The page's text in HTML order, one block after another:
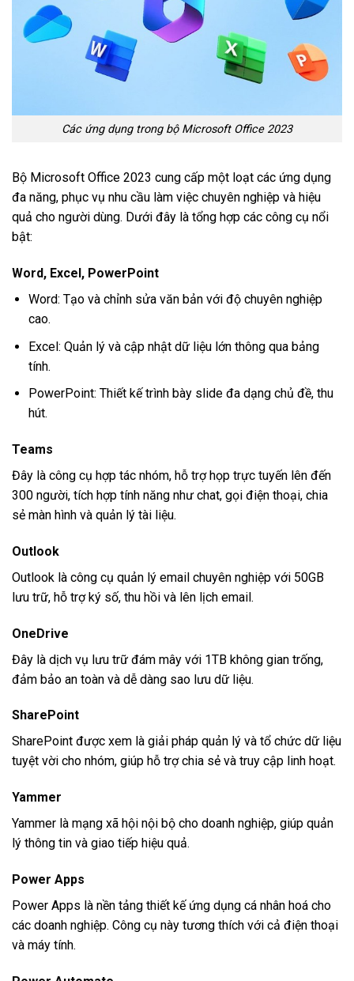
Các ứng dụng trong bộ Microsoft Office 2023
Bộ Microsoft Office 2023 cung cấp một loạt các ứng dụng
đa năng, phục vụ nhu cầu làm việc chuyên nghiệp và hiệu
quả cho người dùng. Dưới đây là tổng hợp các công cụ nổi
bật:
Word, Excel, PowerPoint
Word: Tạo và chỉnh sửa văn bản với độ chuyên nghiệp
cao.
Excel: Quản lý và cập nhật dữ liệu lớn thông qua bảng
tính.
PowerPoint: Thiết kế trình bày slide đa dạng chủ đề, thu
hút.
Teams
Đây là công cụ hợp tác nhóm, hỗ trợ họp trực tuyến lên đến
300 người, tích hợp tính năng như chat, gọi điện thoại, chia
sẻ màn hình và quản lý tài liệu.
Outlook
Outlook là công cụ quản lý email chuyên nghiệp với 50GB
lưu trữ, hỗ trợ ký số, thu hồi và lên lịch email.
OneDrive
Đây là dịch vụ lưu trữ đám mây với 1TB không gian trống,
đảm bảo an toàn và dễ dàng sao lưu dữ liệu.
SharePoint
SharePoint được xem là giải pháp quản lý và tổ chức dữ liệu
tuyệt vời cho nhóm, giúp hỗ trợ chia sẻ và truy cập linh hoạt.
Yammer
Yammer là mạng xã hội nội bộ cho doanh nghiệp, giúp quản
lý thông tin và giao tiếp hiệu quả.
Power Apps
Power Apps là nền tảng thiết kế ứng dụng cá nhân hoá cho
các doanh nghiệp. Công cụ này tương thích với cả điện thoại
và máy tính.